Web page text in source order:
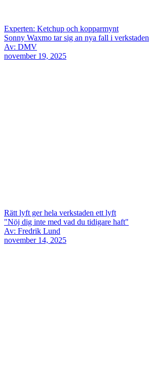
Experten: Ketchup och kopparmynt
Sonny Waxmo tar sig an nya fall i verkstaden
Av: DMV
november 19, 2025
Rätt lyft ger hela verkstaden ett lyft
"Nöj dig inte med vad du tidigare haft"
Av: Fredrik Lund
november 14, 2025